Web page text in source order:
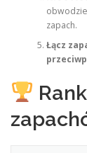
zapach.
Łącz